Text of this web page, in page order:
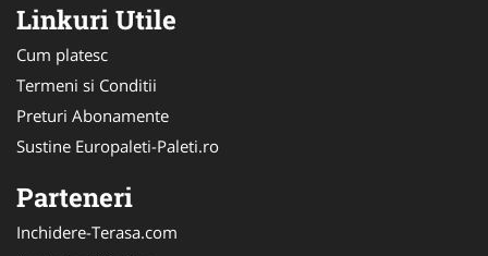
Linkuri Utile
Cum platesc
Termeni si Conditii
Preturi Abonamente
Sustine Europaleti-Paleti.ro
Parteneri
Inchidere-Terasa.com